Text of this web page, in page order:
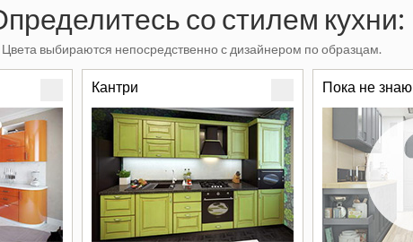
со стилем кухни:
выбираются непосредственно с дизайнером по образцам.
Кантри Пока не знаю